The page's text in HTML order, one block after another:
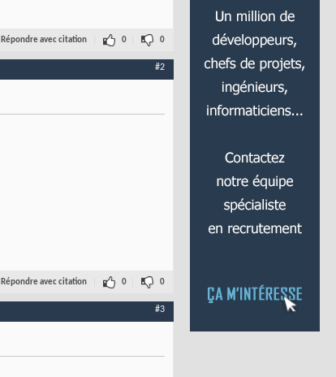
Répondre avec citation 0 0
#2
Répondre avec citation 0 0
#3